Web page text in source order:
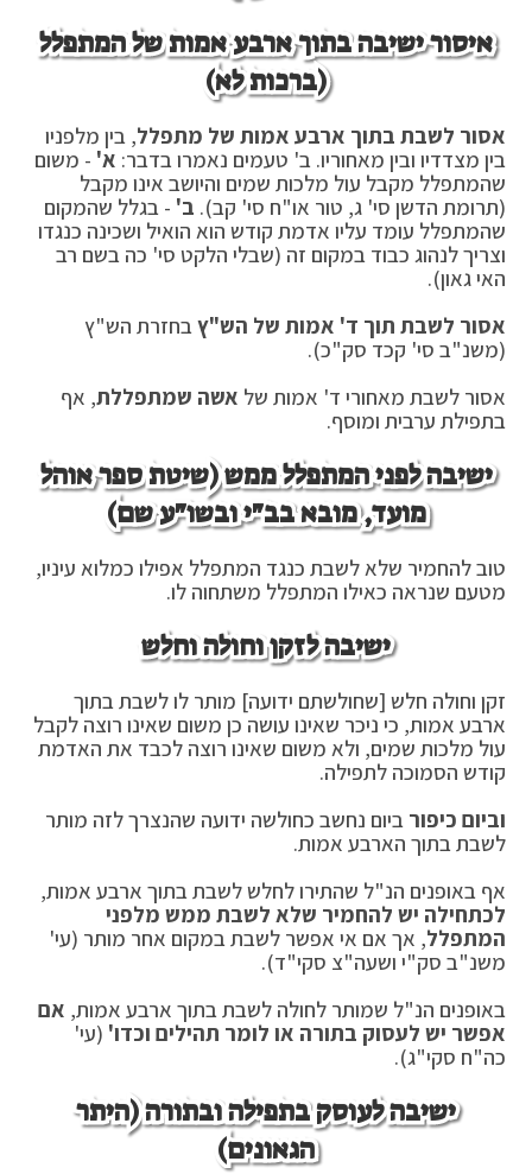
איסור ישיבה בתוך ארבע אמות של המתפלל
(ברכות לא)
אסור לשבת בתוך ארבע אמות של מתפלל, בין מלפניו
בין מצדדיו ובין מאחוריו. ב' טעמים נאמרו בדבר: א' - משום
שהמתפלל מקבל עול מלכות שמים והיושב אינו מקבל
(תרומת הדשן סי' ג, טור או"ח סי' קב). ב' - בגלל שהמקום
שהמתפלל עומד עליו אדמת קודש הוא הואיל ושכינה כנגדו
וצריך לנהוג כבוד במקום זה (שבלי הלקט סי' כה בשם רב
האי גאון).
אסור לשבת תוך ד' אמות של הש"ץבחזרת הש"ץ
(משנ"ב סי' קכד סק"כ).
אסור לשבת מאחורי ד' אמות של אשה שמתפללת, אף
בתפילת ערבית ומוסף.
ישיבה לפני המתפלל ממש (שיטת ספר אוהל
מועד, מובא בב"י ובשו"ע שם)
טוב להחמיר שלא לשבת כנגד המתפלל אפילו כמלוא עיניו,
מטעם שנראה כאילו המתפלל משתחוה לו.
ישיבה לזקן וחולה וחלש
זקן וחולה חלש [שחולשתם ידועה] מותר לו לשבת בתוך
ארבע אמות, כי ניכר שאינו עושה כן משום שאינו רוצה לקבל
עול מלכות שמים, ולא משום שאינו רוצה לכבד את האדמת
קודש הסמוכה לתפילה.
וביום כיפור ביום נחשב כחולשה ידועה שהנצרך לזה מותר
לשבת בתוך הארבע אמות.
אף באופנים הנ"ל שהתירו לחלש לשבת בתוך ארבע אמות,
לכתחילה יש להחמיר שלא לשבת ממש מלפני
המתפלל, אך אם אי אפשר לשבת במקום אחר מותר (עי'
משנ"ב סק"י ושעה"צ סקי"ד).
באופנים הנ"ל שמותר לחולה לשבת בתוך ארבע אמות, אם
אפשר יש לעסוק בתורה או לומר תהילים וכדו' (עי'
כה"ח סקי"ג).
ישיבה לעוסק בתפילה ובתורה (היתר
הגאונים)